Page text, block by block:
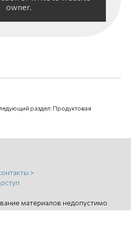
owner.
раздел: Продуктовая
>
материалов недопустимо